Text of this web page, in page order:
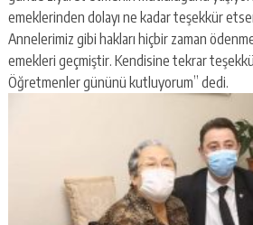
emeklerinden dolayı ne kadar teşekkür
Annelerimiz gibi hakları hiçbir zaman
emekleri geçmiştir. Kendisine tekrar
Öğretmenler gününü kutluyorum” dedi.